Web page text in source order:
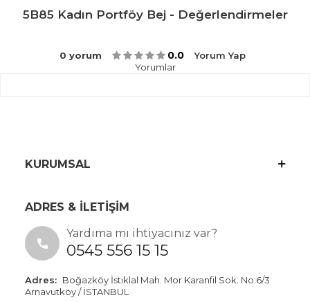
5B85 Kadın Portföy Bej - Değerlendirmeler
0 yorum 0.0
Yorum Yap
Yorumlar
KURUMSAL
ADRES & İLETİŞİM
Yardıma mı ihtiyacınız var?
0545 556 15 15
Adres: Boğazköy İstiklal Mah. Mor Karanfil Sok. No:6/3
Arnavutköy / İSTANBUL